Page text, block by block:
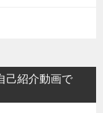
己紹介動画で